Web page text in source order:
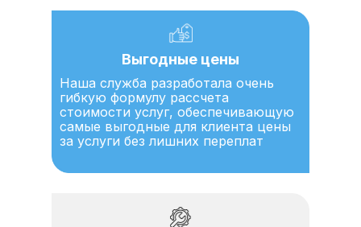
Выгодные цены
Наша служба разработала очень
гибкую формулу рассчета
стоимости услуг, обеспечивающую
самые выгодные для клиента цены
за услуги без лишних переплат